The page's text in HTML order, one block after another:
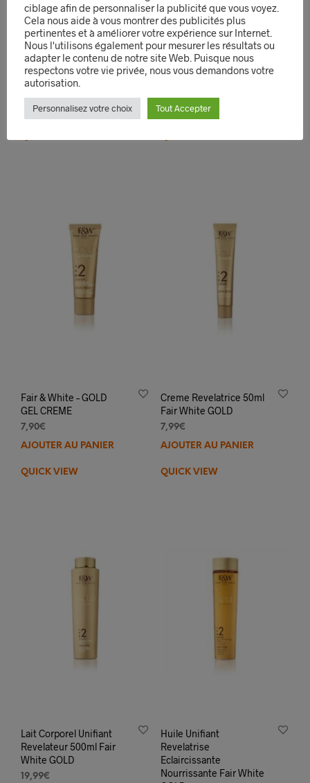
Creme Mains Argan
75ml Fair White GOLD
LIRE LA SUITE
Lait Precieux Hydratant
500ml Fair White GOLD
AJOUTER AU PANIER
Fair & White – GOLD
GEL CREME
7,90€
AJOUTER AU PANIER
QUICK VIEW
Creme Revelatrice 50ml
Fair White GOLD
7,99€
AJOUTER AU PANIER
QUICK VIEW
Lait Corporel Unifiant
Revelateur 500ml Fair
White GOLD
19,99€
Huile Unifiant
Revelatrise
Eclaircissante
Nourrissante Fair White
ciblage afin de personnaliser la publicité que vous voyez.
Cela nous aide à vous montrer des publicités plus
pertinentes et à améliorer votre expérience sur Internet.
Nous l'utilisons également pour mesurer les résultats ou
adapter le contenu de notre site Web. Puisque nous
respectons votre vie privée, nous vous demandons votre
autorisation.
Personnalisez votre choix Tout Accepter